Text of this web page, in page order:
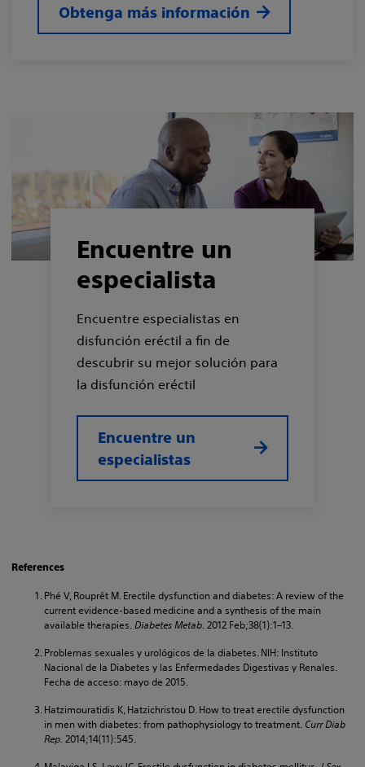
Obtenga más información
Encuentre un
especialista
Encuentre especialistas en
disfunción eréctil a fin de
descubrir su mejor solución para
la disfunción eréctil
Encuentre un
especialistas
References
Phé V, Rouprêt M. Erectile dysfunction and diabetes: A review of the
current evidence-based medicine and a synthesis of the main
available therapies.Diabetes Metab. 2012 Feb;38(1):1–13.
Problemas sexuales y urológicos de la diabetes. NIH: Instituto
Nacional de la Diabetes y las Enfermedades Digestivas y Renales.
Fecha de acceso: mayo de 2015.
Hatzimouratidis K, Hatzichristou D. How to treat erectile dysfunction
in men with diabetes: from pathophysiology to treatment. Curr Diab
Rep. 2014;14(11):545.